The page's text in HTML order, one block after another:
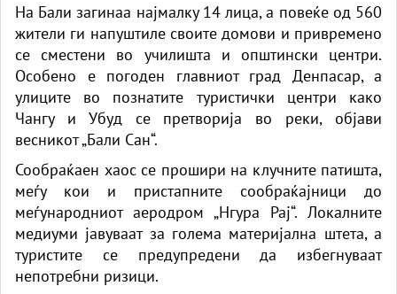
На Бали загинаа најмалку 14 лица, а повеќе од 560
жители ги напуштиле своите домови и привремено
се сместени во училишта и општински центри.
Особено е погоден главниот град Денпасар, а
улиците во познатите туристички центри како
Чангу и Убуд се претворија во реки, објави
весникот „Бали Сан“.
Сообраќаен хаос се прошири на клучните патишта,
меѓу кои и пристапните сообраќајници до
меѓународниот аеродром „Нгура Рај“. Локалните
медиуми јавуваат за голема материјална штета, а
туристите се предупредени да избегнуваат
непотребни ризици.